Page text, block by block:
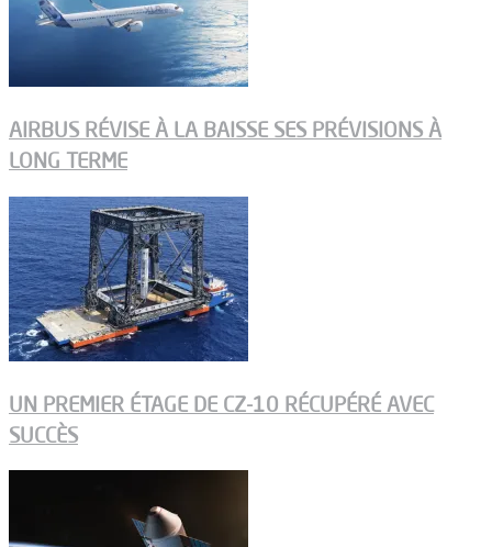
AIRBUS RÉVISE À LA BAISSE SES PRÉVISIONS À
LONG TERME
UN PREMIER ÉTAGE DE CZ-10 RÉCUPÉRÉ AVEC
SUCCÈS